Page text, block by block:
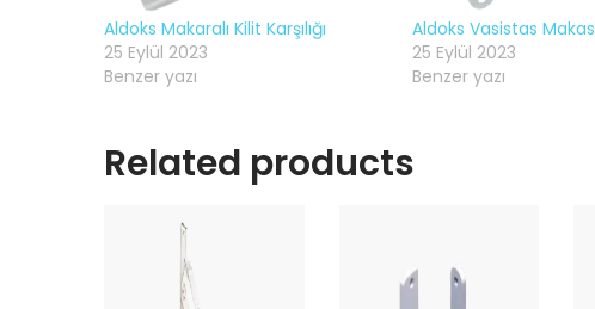
Aldoks Makaralı Kilit Karşılığı
25 Eylül 2023
Benzer yazı
Aldoks Vasistas Makas
25 Eylül 2023
Benzer yazı
Related products